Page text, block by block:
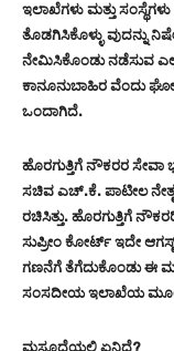
ಇಲಾಖೆಗಳು ಮತ್ತು
ತೊಡಗಿಸಿಕೊಳ್ಳು ವುದನ್ನು
ನೇಮಿಸಿಕೊಂಡು ನಡೆಸುವ
ಕಾನೂನುಬಾಹಿರ ವೆಂದು
ಒಂದಾಗಿದೆ.
ಹೊರಗುತ್ತಿಗೆ ನೌಕರರ ಸೇವಾ
ಸಚಿವ ಎಚ್‌.ಕೆ. ಪಾಟೀಲ
ರಚಿಸಿತ್ತು. ಹೊರಗುತ್ತಿಗೆ
ಸುಪ್ರೀಂ ಕೋರ್ಟ್‌ ಇದೇ
ಗಣನೆಗೆ ತೆಗೆದುಕೊಂಡು ಈ
ಸಂಸದೀಯ ಇಲಾಖೆಯ
ಮಸೂದೆಯಲ್ಲಿ ಏನಿದೆ?